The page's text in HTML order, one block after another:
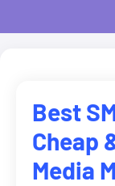
Best
Cheap
Media